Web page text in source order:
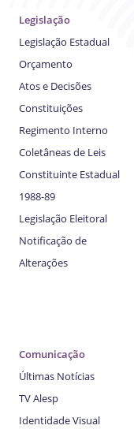
Legislação
Legislação Estadual
Orçamento
Atos e Decisões
Constituições
Regimento Interno
Coletâneas de Leis
Constituinte Estadual
1988-89
Legislação Eleitoral
Notificação de
Alterações
Comunicação
Últimas Notícias
TV Alesp
Identidade Visual